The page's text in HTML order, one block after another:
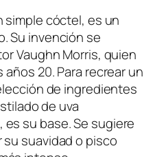
simple cóctel, es un
Su invención se
Vaughn Morris, quien
20. Para recrear un
de ingredientes
de uva
su base. Se sugiere
suavidad o pisco